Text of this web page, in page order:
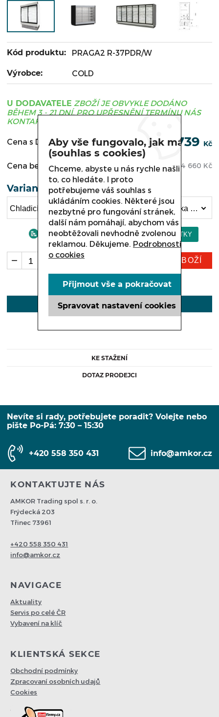
Kód produktu: PRAGA2 R-37PDR/W
Výrobce: COLD
U DODAVATELE ZBOŽÍ JE OBVYKLE DODÁNO
BĚHEM 3 - 21 DNÍ, PRO UPŘESNĚNÍ TERMÍNU NÁS
KONTAKTUJTE.
Cena s DPH: 259 739 Kč
Cena bez DPH: 214 660 Kč
Varianta
Chladicí vitrína COLD PRAGA2, R-37PDR/W délka 3750 mm bez agregátu (259 739 Kč)
ks KOUPIT ZBOŽÍ
POPIS
KE STAŽENÍ
DOTAZ PRODEJCI
Nevíte si rady, potřebujete poradit? Volejte nebo
pište Po-Pá: 7:30 – 15:30
+420 558 350 431 info@amkor.cz
KONTAKTUJTE NÁS
AMKOR Trading spol s. r. o.
Frýdecká 203
Třinec 73961
+420 558 350 431
info@amkor.cz
NAVIGACE
Aktuality
Servis po celé ČR
Vybavení na klíč
KLIENTSKÁ SEKCE
Obchodní podmínky
Zpracovaní osobních udajů
Cookies
Aby vše fungovalo, jak má
(souhlas s cookies)
Chceme, abyste u nás rychle našli
to, co hledáte. I proto
potřebujeme váš souhlas s
ukládáním cookies. Některé jsou
nezbytné pro fungování stránek,
další nám pomáhají, abychom vás
neobtěžovali nevhodně zvolenou
reklamou. Děkujeme. Podrobnosti
o cookies
Spravovat nastavení cookies
Přijmout vše a pokračovat